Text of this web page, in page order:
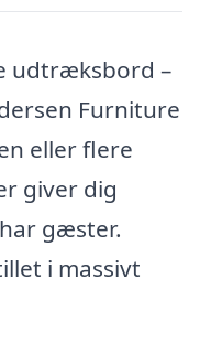
udtræksbord –
Furniture
eller flere
giver dig
gæster.
i massivt